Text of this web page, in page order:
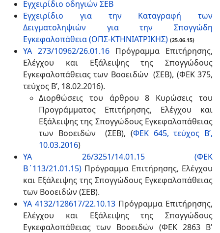
Εγχειρίδιο οδηγιών ΣΕΒ
Εγχειρίδιο για την Καταγραφή των
Δειγματοληψιών για την Σπογγώδη
Εγκεφαλοπάθεια (ΟΠΣ-ΚTΗΝΙΑΤΡΙΚΗΣ) (25.06.15)
ΥΑ 273/10962/26.01.16 Πρόγραμμα Επιτήρησης,
Ελέγχου και Εξάλειψης της Σπογγώδους
Εγκεφαλοπάθειας των Βοοειδών (ΣΕΒ), (ΦΕΚ 375,
τεύχος Β’, 18.02.2016).
Διορθώσεις του άρθρου 8 Κυρώσεις του
Προγράμματος Επιτήρησης, Ελέγχου και
Εξάλειψης της Σπογγώδους Εγκεφαλοπάθειας
των Βοοειδών (ΣΕΒ), (ΦΕΚ 645, τεύχος Β’,
10.03.2016)
ΥΑ 26/3251/14.01.15 (ΦΕΚ
Β΄113/21.01.15) Πρόγραμμα Επιτήρησης, Ελέγχου
και Εξάλειψης της Σπογγώδους Εγκεφαλοπάθειας
των Βοοειδών (ΣΕΒ).
ΥΑ 4132/128617/22.10.13 Πρόγραμμα Επιτήρησης,
Ελέγχου και Εξάλειψης της Σπογγώδους
Εγκεφαλοπάθειας των Βοοειδών (ΦΕΚ 2863 Β'